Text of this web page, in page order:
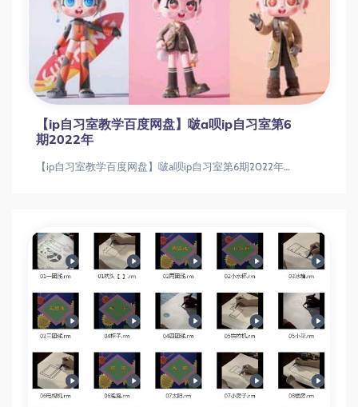
【ip自习室教学百度网盘】啵a呗ip自习室第6
期2022年
【ip自习室教学百度网盘】啵a呗ip自习室第6期2022年【ip自习室教学百度网盘】啵a呗ip自习室第6期2022年